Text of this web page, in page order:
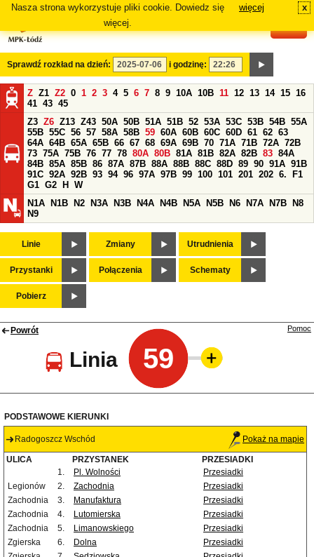
Nasza strona wykorzystuje pliki cookie. Dowiedz się
więcej.
więcej x
Sprawdź rozkład na dzień: i godzinę:
Z Z1 Z2 0 1 2 3 4 5 6 7 8 9 10A 10B 11 12 13 14 15 16
41 43 45
Z3 Z6 Z13 Z43 50A 50B 51A 51B 52 53A 53C 53B 54B 55A
55B 55C 56 57 58A 58B 59 60A 60B 60C 60D 61 62 63
64A 64B 65A 65B 66 67 68 69A 69B 70 71A 71B 72A 72B
73 75A 75B 76 77 78 80A 80B 81A 81B 82A 82B 83 84A
84B 85A 85B 86 87A 87B 88A 88B 88C 88D 89 90 91A 91B
91C 92A 92B 93 94 96 97A 97B 99 100 101 201 202 6.
F1
G1 G2 H
W
N1A
N1B N2 N3A N3B N4A N4B N5A N5B N6 N7A N7B
N8
N9
Linie Zmiany Utrudnienia
Przystanki Połączenia Schematy
Pobierz
Powrót
Linia 59
Pomoc
PODSTAWOWE KIERUNKI
Radogoszcz Wschód Pokaż na mapie
ULICA PRZYSTANEK
PRZESIADKI
1.
Pl. Wolności
Przesiadki
Legionów
2. Zachodnia
Przesiadki
Zachodnia
3. Manufaktura
Przesiadki
Zachodnia
4. Lutomierska
Przesiadki
Zachodnia
5. Limanowskiego
Przesiadki
Zgierska
6. Dolna
Przesiadki